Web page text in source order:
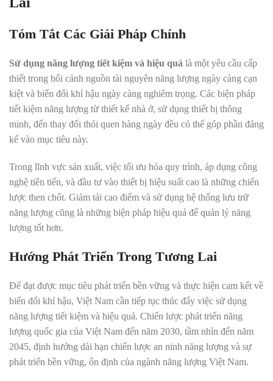
Tóm Tắt Các Giải Pháp Chính
Sử dụng năng lượng tiết kiệm và hiệu quả là một yêu cầu cấp
thiết trong bối cảnh nguồn tài nguyên năng lượng ngày càng cạn
kiệt và biến đổi khí hậu ngày càng nghiêm trọng. Các biện pháp
tiết kiệm năng lượng từ thiết kế nhà ở, sử dụng thiết bị thông
minh, đến thay đổi thói quen hàng ngày đều có thể góp phần đáng
kể vào mục tiêu này.
Trong lĩnh vực sản xuất, việc tối ưu hóa quy trình, áp dụng công
nghệ tiên tiến, và đầu tư vào thiết bị hiệu suất cao là những chiến
lược then chốt. Giảm tải cao điểm và sử dụng hệ thống lưu trữ
năng lượng cũng là những biện pháp hiệu quả để quản lý năng
lượng tốt hơn.
Hướng Phát Triển Trong Tương Lai
Để đạt được mục tiêu phát triển bền vững và thực hiện cam kết về
biến đổi khí hậu, Việt Nam cần tiếp tục thúc đẩy việc sử dụng
năng lượng tiết kiệm và hiệu quả. Chiến lược phát triển năng
lượng quốc gia của Việt Nam đến năm 2030, tầm nhìn đến năm
2045, định hướng dài hạn chiến lược an ninh năng lượng và sự
phát triển bền vững, ổn định của ngành năng lượng Việt Nam.